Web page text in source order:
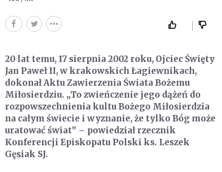
20 lat temu, 17 sierpnia 2002 roku, Ojciec Święty
Jan Paweł II, w krakowskich Łagiewnikach,
dokonał Aktu Zawierzenia Świata Bożemu
Miłosierdziu. „To zwieńczenie jego dążeń do
rozpowszechnienia kultu Bożego Miłosierdzia
na całym świecie i wyznanie, że tylko Bóg może
uratować świat” – powiedział rzecznik
Konferencji Episkopatu Polski ks. Leszek
Gęsiak SJ.